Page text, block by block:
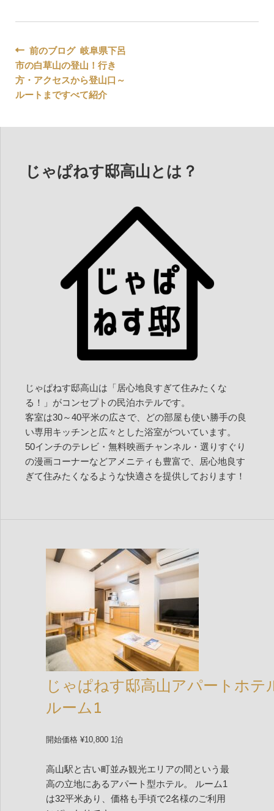
投
稿
ナ
ー
前のブログ 岐阜県下呂
市の白草山の登山！行き
方・アクセスから登山口～
ルートまですべて紹介
じゃぱねす邸高山とは？
じゃぱねす邸高山は「居心地良すぎて住みたくな
る！」がコンセプトの民泊ホテルです。
客室は30～40平米の広さで、どの部屋も使い勝手の良
い専用キッチンと広々とした浴室がついています。
50インチのテレビ・無料映画チャンネル・選りすぐり
の漫画コーナーなどアメニティも豊富で、居心地良す
ぎて住みたくなるような快適さを提供しております！
じゃぱねす邸高山アパートホテ
ルーム1
開始価格 ¥10,800 1泊
高山駅と古い町並み観光エリアの間という最
高の立地にあるアパート型ホテル。 ルーム1
は32平米あり、価格も手頃で2名様のご利用